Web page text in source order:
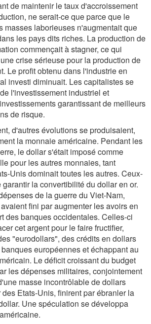
de maintenir le taux d'accroissement
ne serait-ce que parce que le
masses laborieuses n'augmentait que
les pays dits riches. La production de
commençait à stagner, ce qui
crise sérieuse pour la production de
Le profit obtenu dans l'industrie en
investi diminuait. Les capitalistes se
l'investissement industriel et
garantissant de meilleurs
de risque.
d'autres évolutions se produisaient,
la monnaie américaine. Pendant les
le dollar s'était imposé comme
pour les autres monnaies, tant
Unis dominait toutes les autres. Ceux-
la convertibilité du dollar en or.
de la guerre du Viet-Nam,
fini par augmenter les avoirs en
des banques occidentales. Celles-ci
cet argent pour le faire fructifier,
"eurodollars", des crédits en dollars
européennes et échappant au
Le déficit croissant du budget
les dépenses militaires, conjointement
masse incontrôlable de dollars
Etats-Unis, finirent par ébranler la
Une spéculation se développa